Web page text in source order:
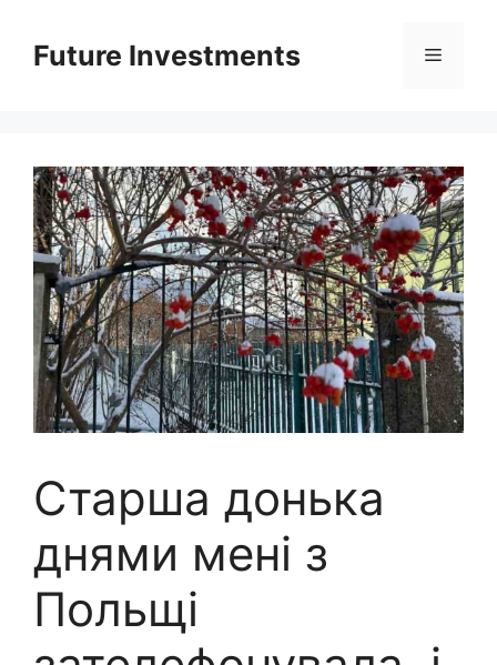
вмістуFuture Investments Меню
Старша донька
днями мені з
Польщі